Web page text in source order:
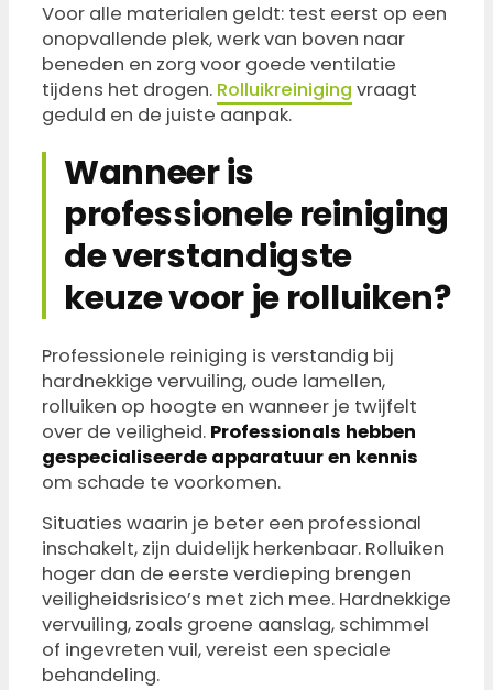
Voor alle materialen geldt: test eerst op een
onopvallende plek, werk van boven naar
beneden en zorg voor goede ventilatie
tijdens het drogen. Rolluikreiniging vraagt
geduld en de juiste aanpak.
Wanneer is
professionele reiniging
de verstandigste
keuze voor je rolluiken?
Professionele reiniging is verstandig bij
hardnekkige vervuiling, oude lamellen,
rolluiken op hoogte en wanneer je twijfelt
over de veiligheid. Professionals hebben
gespecialiseerde apparatuur en kennis
om schade te voorkomen.
Situaties waarin je beter een professional
inschakelt, zijn duidelijk herkenbaar. Rolluiken
hoger dan de eerste verdieping brengen
veiligheidsrisico’s met zich mee. Hardnekkige
vervuiling, zoals groene aanslag, schimmel
of ingevreten vuil, vereist een speciale
behandeling.